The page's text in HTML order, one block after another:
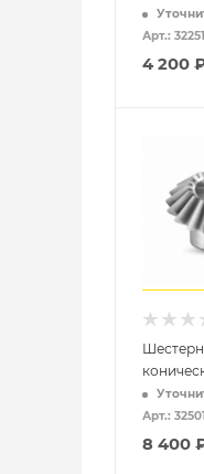
Арт.:
4 200
Арт.:
8 400